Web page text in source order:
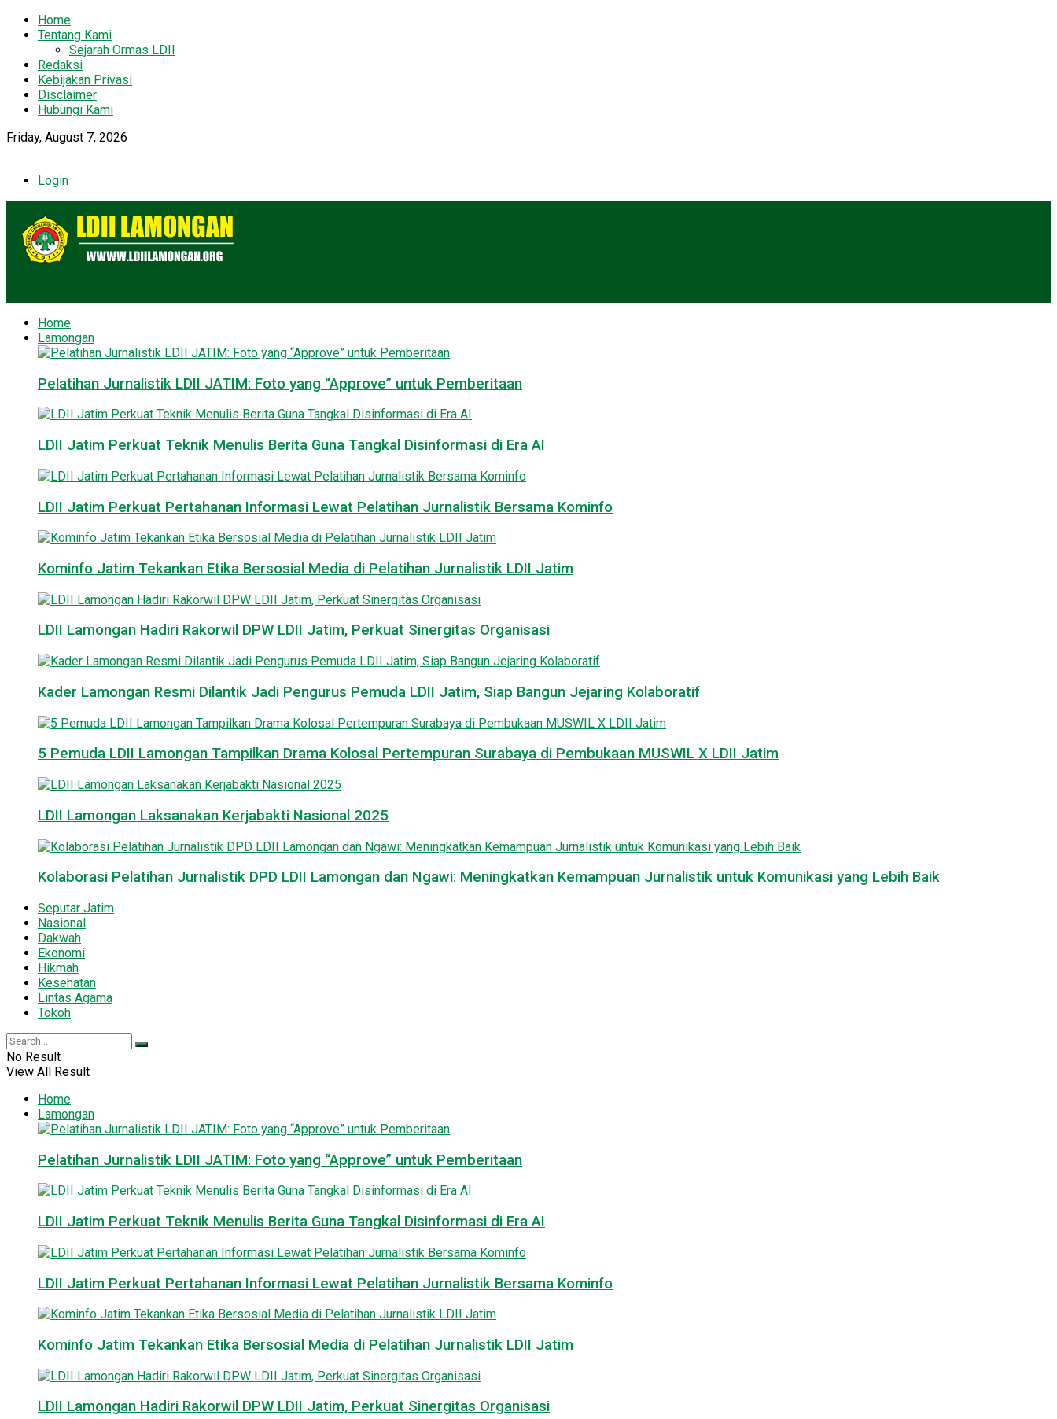
Home
Tentang Kami
Sejarah Ormas LDII
Redaksi
Kebijakan Privasi
Disclaimer
Hubungi Kami
Friday, August 7, 2026
Login
Home
Lamongan
Pelatihan Jurnalistik LDII JATIM: Foto yang “Approve” untuk Pemberitaan
LDII Jatim Perkuat Teknik Menulis Berita Guna Tangkal Disinformasi di Era AI
LDII Jatim Perkuat Pertahanan Informasi Lewat Pelatihan Jurnalistik Bersama Kominfo
Kominfo Jatim Tekankan Etika Bersosial Media di Pelatihan Jurnalistik LDII Jatim
LDII Lamongan Hadiri Rakorwil DPW LDII Jatim, Perkuat Sinergitas Organisasi
Kader Lamongan Resmi Dilantik Jadi Pengurus Pemuda LDII Jatim, Siap Bangun Jejaring Kolaboratif
5 Pemuda LDII Lamongan Tampilkan Drama Kolosal Pertempuran Surabaya di Pembukaan MUSWIL X LDII Jatim
LDII Lamongan Laksanakan Kerjabakti Nasional 2025
Kolaborasi Pelatihan Jurnalistik DPD LDII Lamongan dan Ngawi: Meningkatkan Kemampuan Jurnalistik untuk Komunikasi yang Lebih Baik
Seputar Jatim
Nasional
Dakwah
Ekonomi
Hikmah
Kesehatan
Lintas Agama
Tokoh
No Result
View All Result
Home
Lamongan
Pelatihan Jurnalistik LDII JATIM: Foto yang “Approve” untuk Pemberitaan
LDII Jatim Perkuat Teknik Menulis Berita Guna Tangkal Disinformasi di Era AI
LDII Jatim Perkuat Pertahanan Informasi Lewat Pelatihan Jurnalistik Bersama Kominfo
Kominfo Jatim Tekankan Etika Bersosial Media di Pelatihan Jurnalistik LDII Jatim
LDII Lamongan Hadiri Rakorwil DPW LDII Jatim, Perkuat Sinergitas Organisasi